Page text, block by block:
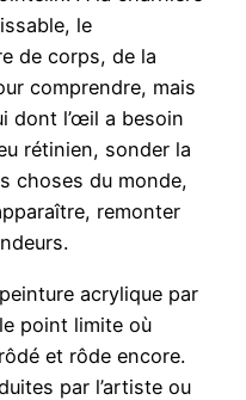
le
de corps, de la
comprendre, mais
dont l’œil a besoin
rétinien, sonder la
choses du monde,
remonter
acrylique par
point limite où
et rôde encore.
par l’artiste ou